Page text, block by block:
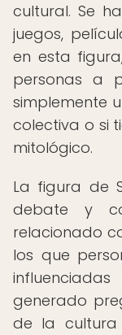
cultural. Se
juegos,
en esta
personas a
simplemente
colectiva o si
mitológico.
La figura de
debate y
relacionado
los que
generado
de la